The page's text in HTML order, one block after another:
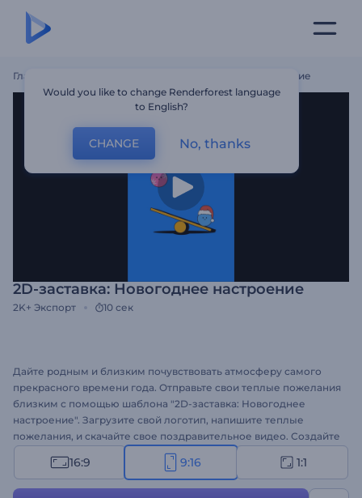
Главная 2D-Заставка: Новогоднее Настроение
2D-заставка: Новогоднее настроение
2K+ Экспорт 10 сек
Дайте родным и близким почувствовать атмосферу самого
прекрасного времени года. Отправьте свои теплые пожелания
близким с помощью шаблона "2D-заставка: Новогоднее
настроение". Загрузите свой логотип, напишите теплые
пожелания, и скачайте свое поздравительное видео. Создайте
атмосферное видео с анимацией!
16:9 9:16 1:1
Would you like to change Renderforest language
to English?
CHANGE No, thanks